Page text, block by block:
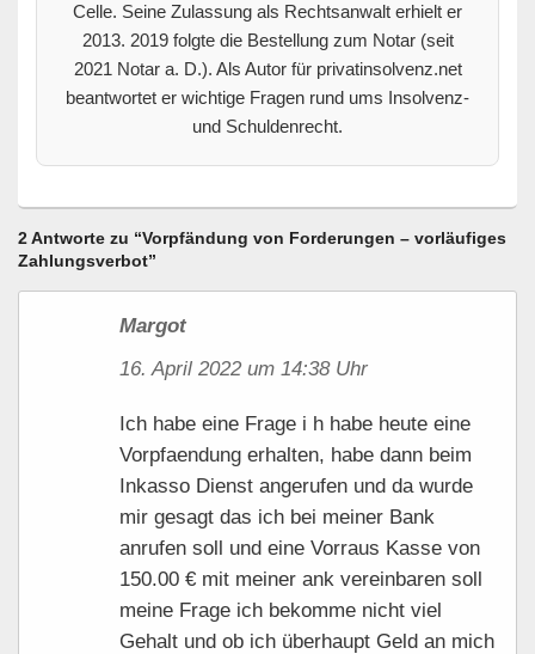
Celle. Seine Zulassung als Rechtsanwalt erhielt er
2013. 2019 folgte die Bestellung zum Notar (seit
2021 Notar a. D.). Als Autor für privatinsolvenz.net
beantwortet er wichtige Fragen rund ums Insolvenz-
und Schuldenrecht.
2 Antworte zu “Vorpfändung von Forderungen – vorläufiges
Zahlungsverbot”
Margot
16. April 2022 um 14:38 Uhr
Ich habe eine Frage i h habe heute eine
Vorpfaendung erhalten, habe dann beim
Inkasso Dienst angerufen und da wurde
mir gesagt das ich bei meiner Bank
anrufen soll und eine Vorraus Kasse von
150.00 € mit meiner ank vereinbaren soll
meine Frage ich bekomme nicht viel
Gehalt und ob ich überhaupt Geld an mich